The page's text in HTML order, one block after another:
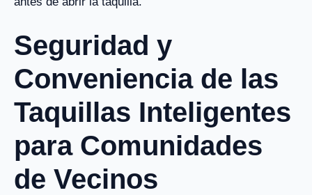
Seguridad y
Conveniencia de las
Taquillas Inteligentes
para Comunidades
de Vecinos